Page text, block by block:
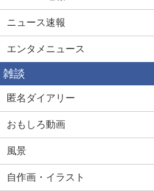
ニュース速報
エンタメニュース
雑談
匿名ダイアリー
おもしろ動画
風景
自作画・イラスト